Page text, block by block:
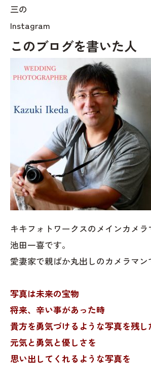
三の
Instagram
このブログを書いた人
キキフォトワークスのメインカメラ
池田一喜です。
愛妻家で親ばか丸出しのカメラマン
写真は未来の宝物
将来、辛い事があった時
貴方を勇気づけるような写真を残し
元気と勇気と優しさを
思い出してくれるような写真を